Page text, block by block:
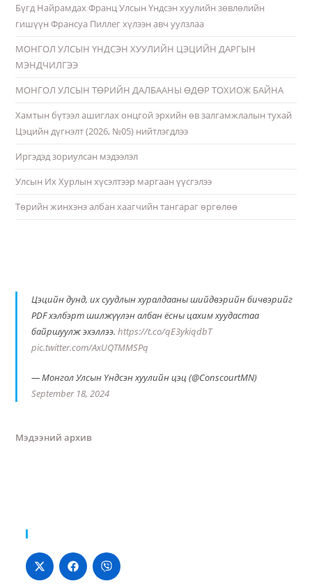
Бүгд Найрамдах Франц Улсын Үндсэн хуулийн зөвлөлийн
гишүүн Франсуа Пиллег хүлээн авч уулзлаа
МОНГОЛ УЛСЫН ҮНДСЭН ХУУЛИЙН ЦЭЦИЙН ДАРГЫН
МЭНДЧИЛГЭЭ
МОНГОЛ УЛСЫН ТӨРИЙН ДАЛБААНЫ ӨДӨР ТОХИОЖ БАЙНА
Хамтын бүтээл ашиглах онцгой эрхийн өв залгамжлалын тухай
Цэцийн дүгнэлт (2026, №05) нийтлэгдлээ
Иргэдэд зориулсан мэдээлэл
Улсын Их Хурлын хүсэлтээр маргаан үүсгэлээ
Төрийн жинхэнэ албан хаагчийн тангараг өргөлөө
Цэцийн дунд, их суудлын хуралдааны шийдвэрийн бичвэрийг
PDF хэлбэрт шилжүүлэн албан ёсны цахим хуудастаа
байршуулж эхэллээ.https://t.co/qE3ykiqdbT
pic.twitter.com/AxUQTMMSPq
— Монгол Улсын Үндсэн хуулийн цэц (@ConscourtMN)
September 18, 2024
Мэдээний архив